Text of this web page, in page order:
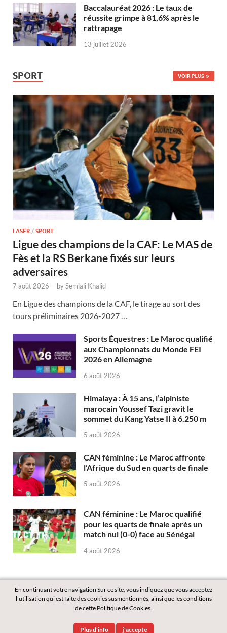
Baccalauréat 2026 : Le taux de
réussite grimpe à 81,6% après le
rattrapage
13 juillet 2026
SPORT VOIR PLUS
LASER / SPORT
Ligue des champions de la CAF: Le MAS de
Fès et la RS Berkane fixés sur leurs
adversaires
7 août 2026 - bySemlali Khalid
En Ligue des champions de la CAF, le tirage au sort des
tours préliminaires 2026-2027 …
Sports Équestres : Le Maroc qualifié
aux Championnats du Monde FEI
2026 en Allemagne
6 août 2026
Himalaya : À 15 ans, l’alpiniste
marocain Youssef Tazi gravit le
sommet du Kang Yatse II à 6.250 m
5 août 2026
CAN féminine : Le Maroc affronte
l’Afrique du Sud en quarts de finale
5 août 2026
CAN féminine : Le Maroc qualifié
pour les quarts de finale après un
match nul (0-0) face au Sénégal
4 août 2026
En continuant votre navigation Sur ce site, vous indiquez que vous acceptez
l'utilisation qui est faite des cookies susmentionnés, ainsi que les conditions
de cette Politique de Cookies.
Plus d'info j'accepte